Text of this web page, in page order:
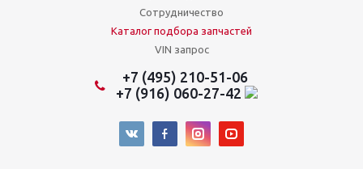
Сотрудничество
Каталог подбора запчастей
VIN запрос
+7 (495) 210-51-06
+7 (916) 060-27-42